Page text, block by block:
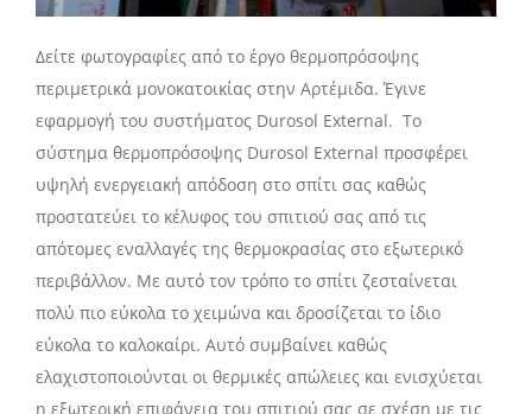
Δείτε φωτογραφίες από το έργο θερμοπρόσοψης
περιμετρικά μονοκατοικίας στην Αρτέμιδα. Έγινε
εφαρμογή του συστήματος Durosol External. Το
σύστημα θερμοπρόσοψης Durosol External προσφέρει
υψηλή ενεργειακή απόδοση στο σπίτι σας καθώς
προστατεύει το κέλυφος του σπιτιού σας από τις
απότομες εναλλαγές της θερμοκρασίας στο εξωτερικό
περιβάλλον. Με αυτό τον τρόπο το σπίτι ζεσταίνεται
πολύ πιο εύκολα το χειμώνα και δροσίζεται το ίδιο
εύκολα το καλοκαίρι. Αυτό συμβαίνει καθώς
ελαχιστοποιούνται οι θερμικές απώλειες και ενισχύεται
η εξωτερική επιφάνεια του σπιτιού σας σε σχέση με τις